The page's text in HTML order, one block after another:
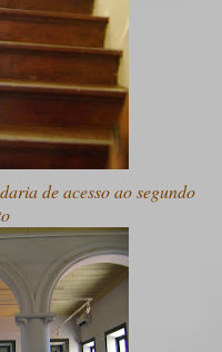
de acesso ao segundo